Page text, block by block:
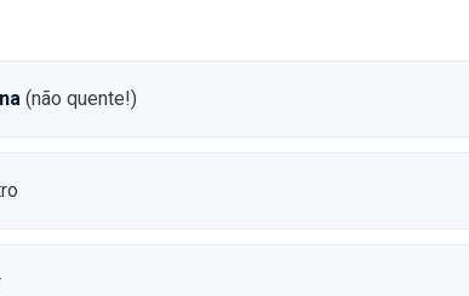
(não quente!)